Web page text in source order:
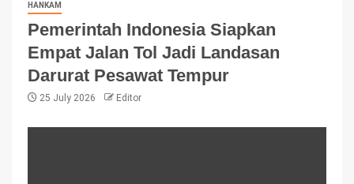
HANKAM
Pemerintah Indonesia Siapkan
Empat Jalan Tol Jadi Landasan
Darurat Pesawat Tempur
25 July 2026 Editor